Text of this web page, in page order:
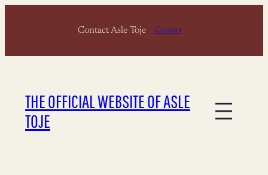
Contact Asle Toje Contact
THE OFFICIAL WEBSITE OF ASLE
TOJE